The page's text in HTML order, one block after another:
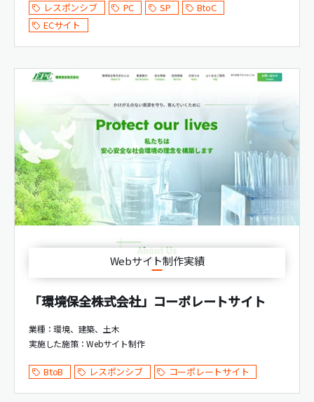
レスポンシブ PC SP
BtoC
ECサイト
Webサイト制作実績
「環境保全株式会社」コーポレートサイト
業種：環境、建築、土木
実施した施策：Webサイト制作
BtoB レスポンシブ コーポレートサイト